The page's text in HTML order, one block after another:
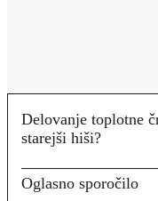
Delovanje toplotne
starejši hiši?
Oglasno sporočilo